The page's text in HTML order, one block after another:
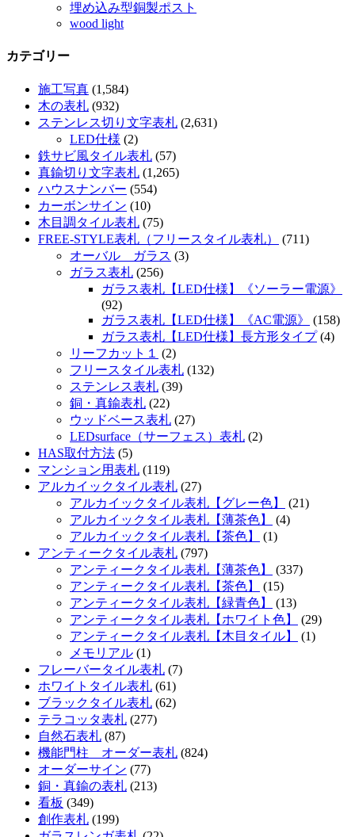
埋め込み型銅製ポスト
wood light
カテゴリー
施工写真 (1,584)
木の表札 (932)
ステンレス切り文字表札 (2,631)
LED仕様 (2)
鉄サビ風タイル表札 (57)
真鍮切り文字表札 (1,265)
ハウスナンバー (554)
カーボンサイン (10)
木目調タイル表札 (75)
FREE-STYLE表札（フリースタイル表札）
(711)
オーバル ガラス (3)
ガラス表札 (256)
ガラス表札【LED仕様】《ソーラー電源》
(92)
ガラス表札【LED仕様】《AC電源》
(158)
ガラス表札【LED仕様】長方形タイプ(4)
リーフカット１
(2)
フリースタイル表札 (132)
ステンレス表札 (39)
銅・真鍮表札 (22)
ウッドベース表札 (27)
LEDsurface（サーフェス）表札 (2)
HAS取付方法 (5)
マンション用表札 (119)
アルカイックタイル表札 (27)
アルカイックタイル表札【グレー色】
(21)
アルカイックタイル表札【薄茶色】
(4)
アルカイックタイル表札【茶色】
(1)
アンティークタイル表札 (797)
アンティークタイル表札【薄茶色】
(337)
アンティークタイル表札【茶色】
(15)
アンティークタイル表札【緑青色】
(13)
アンティークタイル表札【ホワイト色】
(29)
アンティークタイル表札【木目タイル】
(1)
メモリアル (1)
フレーバータイル表札 (7)
ホワイトタイル表札 (61)
ブラックタイル表札 (62)
テラコッタ表札 (277)
自然石表札 (87)
機能門柱 オーダー表札 (824)
オーダーサイン (77)
銅・真鍮の表札 (213)
看板 (349)
創作表札 (199)